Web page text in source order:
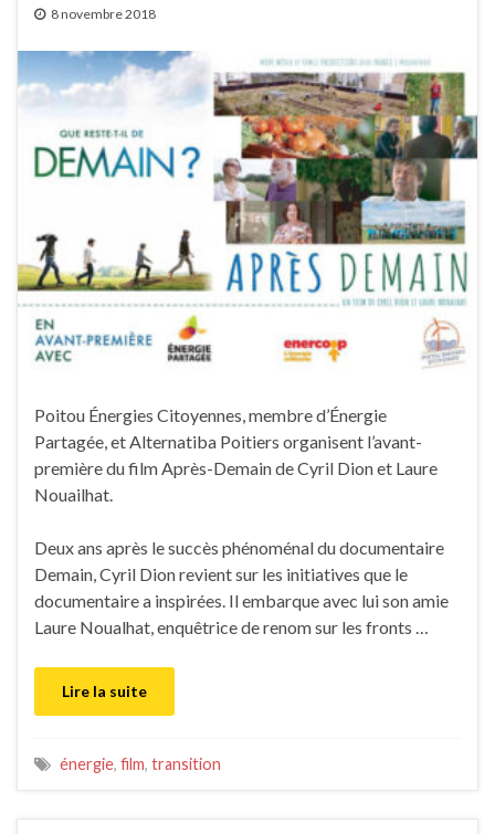
8 novembre 2018
Poitou Énergies Citoyennes, membre d’Énergie
Partagée, et Alternatiba Poitiers organisent l’avant-
première du film Après-Demain de Cyril Dion et Laure
Nouailhat.
Deux ans après le succès phénoménal du documentaire
Demain, Cyril Dion revient sur les initiatives que le
documentaire a inspirées. Il embarque avec lui son amie
Laure Noualhat, enquêtrice de renom sur les fronts …
Lire la suite
énergie, film, transition